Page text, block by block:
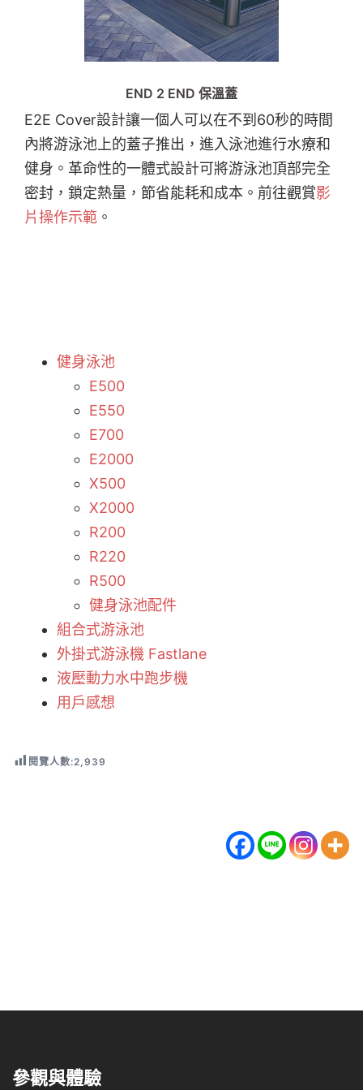
END 2 END 保溫蓋
E2E Cover設計讓一個人可以在不到60秒的時間
內將游泳池上的蓋子推出，進入泳池進行水療和
健身。革命性的一體式設計可將游泳池頂部完全
密封，鎖定熱量，節省能耗和成本。前往觀賞影
片操作示範 。
健身泳池
E500
E550
E700
E2000
X500
X2000
R200
R220
R500
健身泳池配件
組合式游泳池
外掛式游泳機 Fastlane
液壓動力水中跑步機
用戶感想
閱覽人數:2,939
參觀與體驗